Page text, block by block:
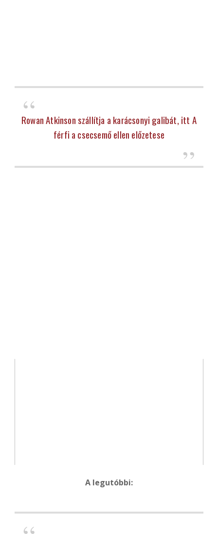
Rowan Atkinson szállítja a karácsonyi galibát, itt A
férfi a csecsemő ellen előzetese
A legutóbbi: